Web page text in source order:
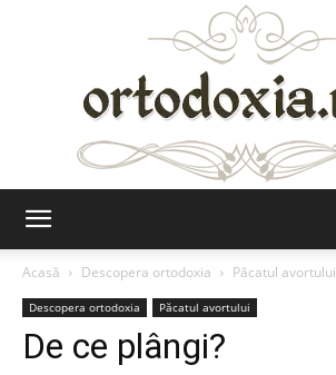
Acasă
Descopera ortodoxia Păcatul avortului
Descopera ortodoxia Păcatul avortului
De ce plângi?